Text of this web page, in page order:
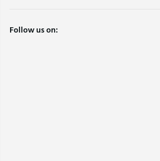
Follow us on: